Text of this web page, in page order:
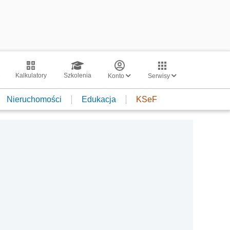
Kalkulatory Szkolenia Konto Serwisy
Nieruchomości Edukacja KSeF